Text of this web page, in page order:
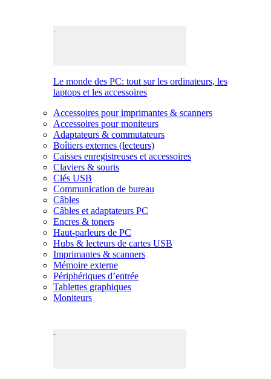
Le monde des PC: tout sur les ordinateurs, les
laptops et les accessoires
Accessoires pour imprimantes & scanners
Accessoires pour moniteurs
Adaptateurs & commutateurs
Boîtiers externes (lecteurs)
Caisses enregistreuses et accessoires
Claviers & souris
Clés USB
Communication de bureau
Câbles
Câbles et adaptateurs PC
Encres & toners
Haut-parleurs de PC
Hubs & lecteurs de cartes USB
Imprimantes & scanners
Mémoire externe
Périphériques d’entrée
Tablettes graphiques
Moniteurs